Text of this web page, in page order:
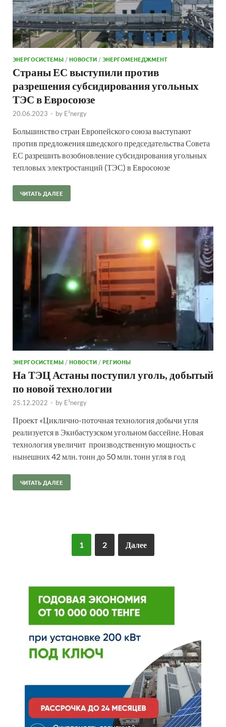
ЭНЕРГОСИСТЕМЫ /НОВОСТИ /ЭНЕРГОМЕНЕДЖМЕНТ
Страны ЕС выступили против
разрешения субсидирования угольных
ТЭС в Евросоюзе
20.06.2023 - by E²nergy
Большинство стран Европейского союза выступают
против предложения шведского председательства Совета
ЕС разрешить возобновление субсидирования угольных
тепловых электростанций (ТЭС) в Евросоюзе
ЧИТАТЬ ДАЛЕЕ
ЭНЕРГОСИСТЕМЫ /НОВОСТИ /РЕГИОНЫ
На ТЭЦ Астаны поступил уголь, добытый
по новой технологии
25.12.2022 - by E²nergy
Проект «Циклично-поточная технология добычи угля
реализуется в Экибастузском угольном бассейне. Новая
технология увеличит производственную мощность с
нынешних 42 млн. тонн до 50 млн. тонн угля в год
ЧИТАТЬ ДАЛЕЕ
1 2 Далее